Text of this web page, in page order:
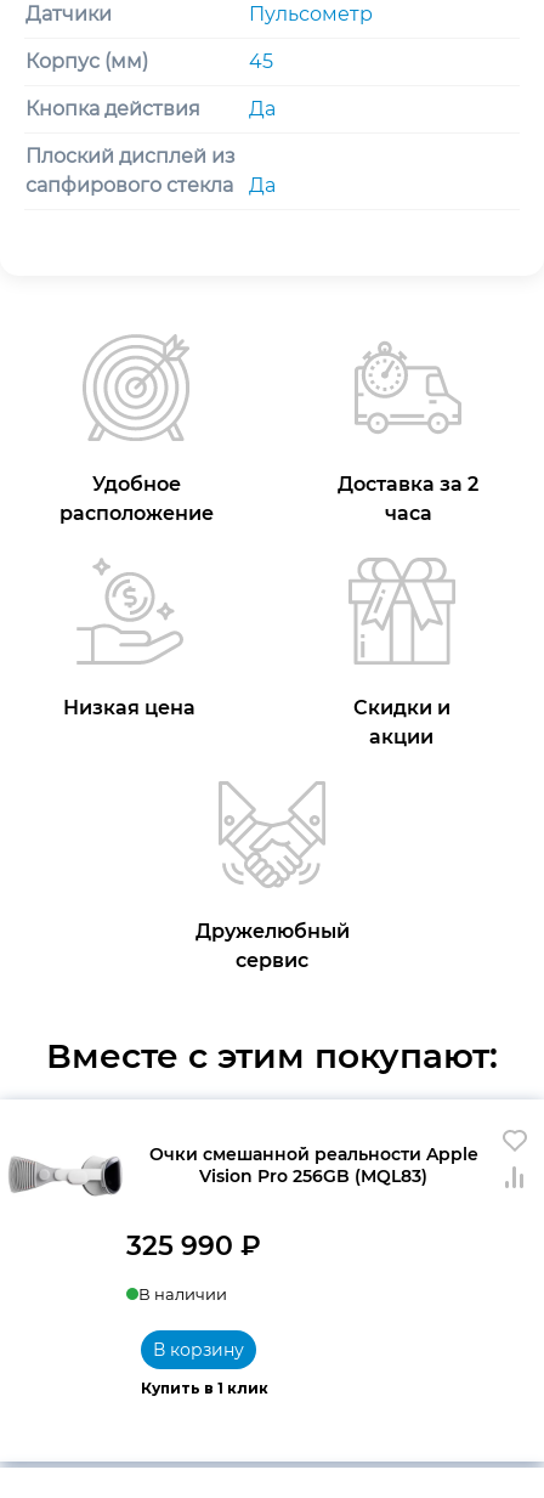
Датчики
Пульсометр
Корпус (мм) 45
Кнопка действия Да
Плоский дисплей из
сапфирового стекла
Да
Удобное
расположение
Доставка за 2
часа
Низкая цена
Скидки и
акции
Дружелюбный
сервис
Вместе с этим покупают:
Очки смешанной реальности Apple
Vision Pro 256GB (MQL83)
325 990 ₽
В наличии
Купить в 1 клик
В корзину